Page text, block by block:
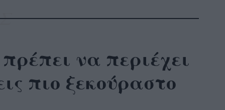
να περιέχει
πιο ξεκούραστο